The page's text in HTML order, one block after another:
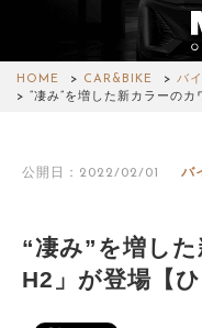
HOME CAR&BIKE
バ
“凄み”を増した新カラーの
公開日：2022/02/01 バ
“凄み”を増し
H2」が登場【
WATCH
CAR&BIKE